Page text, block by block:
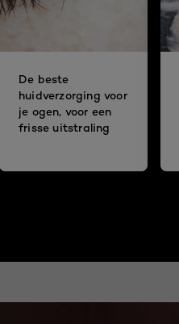
De beste
huidverzorging voor
je ogen, voor een
frisse uitstraling